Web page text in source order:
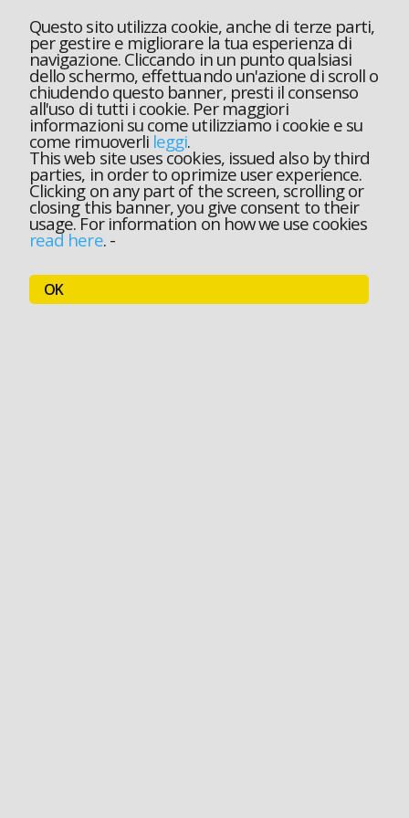
Questo sito utilizza cookie, anche di terze parti,
per gestire e migliorare la tua esperienza di
navigazione. Cliccando in un punto qualsiasi
dello schermo, effettuando un'azione di scroll o
chiudendo questo banner, presti il consenso
all'uso di tutti i cookie. Per maggiori
informazioni su come utilizziamo i cookie e su
come rimuoverli leggi.
This web site uses cookies, issued also by third
parties, in order to oprimize user experience.
Clicking on any part of the screen, scrolling or
closing this banner, you give consent to their
usage. For information on how we use cookies
read here.-
OK